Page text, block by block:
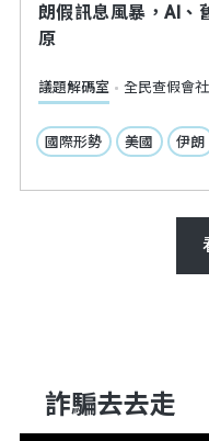
朗假訊息風暴，AI、
原
議題解碼室 全民查假會社
國際形勢 美國 伊朗
詐騙去去走